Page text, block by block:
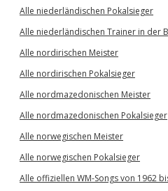
Alle niederländischen Pokalsieger
Alle niederländischen Trainer in der
Alle nordirischen Meister
Alle nordirischen Pokalsieger
Alle nordmazedonischen Meister
Alle nordmazedonischen Pokalsieger
Alle norwegischen Meister
Alle norwegischen Pokalsieger
Alle offiziellen WM-Songs von 1962